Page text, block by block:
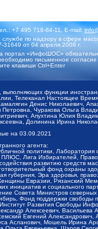
+7 495 718-84-11, E-mail:
по надзору в сфере
от 04 апреля 2008 г.
портал «ИнфоШОС»
письменное
клавиши Ctrl+Enter
функции
Телеканал Настоящее
Денис Николаевич,
Чуракова Ольга
Апухтина Юлия
Долинина Ирина
на 03.09.2021
агента:
политики,
Лига Избирателей,
развитию средств
фонд охраны
губерния, Эра здоровья,
Евразии, Рязанский
инициатив и социального
Министров северных
Фонд поддержки
Развития Свободы
Алексеевич,
Евгений
Асланович, Мошель Ирина